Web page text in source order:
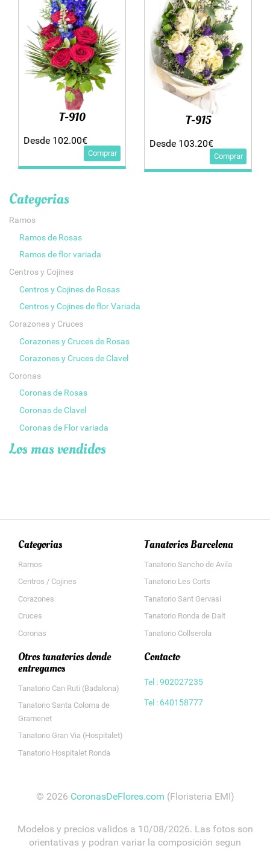
T-910
Desde 102.00€
Comprar
T-915
Desde 103.20€
Comprar
Categorias
Ramos
Ramos de Rosas
Ramos de flor variada
Centros y Cojines
Centros y Cojines de Rosas
Centros y Cojines de flor Variada
Corazones y Cruces
Corazones y Cruces de Rosas
Corazones y Cruces de Clavel
Coronas
Coronas de Rosas
Coronas de Clavel
Coronas de Flor variada
Los mas vendidos
Categorias
Ramos
Centros / Cojines
Corazones
Cruces
Coronas
Tanatorios Barcelona
Tanatorio Sancho de Avila
Tanatorio Les Corts
Tanatorio Sant Gervasi
Tanatorio Ronda de Dalt
Tanatorio Collserola
Otros tanatorios donde
entregamos
Tanatorio Can Ruti (Badalona)
Tanatorio Santa Coloma de
Gramenet
Tanatorio Gran Via (Hospitalet)
Tanatorio Hospitalet Ronda
Contacto
Tel : 902027235
Tel : 640158777
© 2026 CoronasDeFlores.com (Floristeria EMI)
Modelos y precios validos a 10/08/2026. Las fotos son
orientativas y podran variar la composición segun